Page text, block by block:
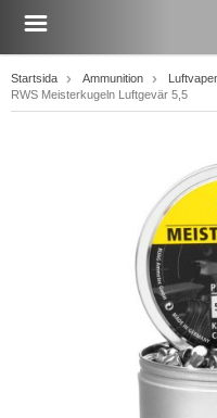
Startsida Ammunition
RWS Meisterkugeln Luftgevär 5,5